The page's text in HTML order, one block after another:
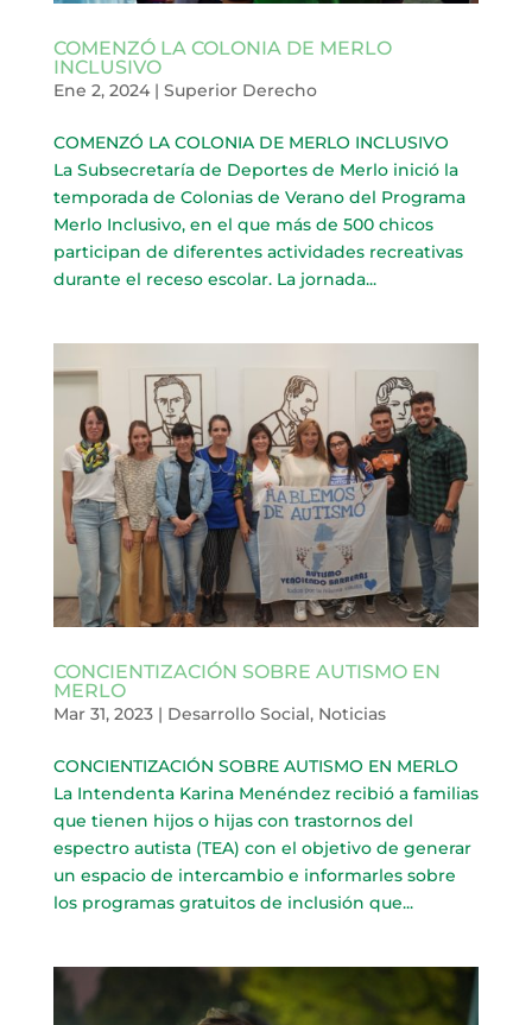
COMENZÓ LA COLONIA DE MERLO
INCLUSIVO
Ene 2, 2024| Superior Derecho
COMENZÓ LA COLONIA DE MERLO INCLUSIVO
La Subsecretaría de Deportes de Merlo inició la
temporada de Colonias de Verano del Programa
Merlo Inclusivo, en el que más de 500 chicos
participan de diferentes actividades recreativas
durante el receso escolar. La jornada...
CONCIENTIZACIÓN SOBRE AUTISMO EN
MERLO
Mar 31, 2023| Desarrollo Social, Noticias
CONCIENTIZACIÓN SOBRE AUTISMO EN MERLO
La Intendenta Karina Menéndez recibió a familias
que tienen hijos o hijas con trastornos del
espectro autista (TEA) con el objetivo de generar
un espacio de intercambio e informarles sobre
los programas gratuitos de inclusión que...